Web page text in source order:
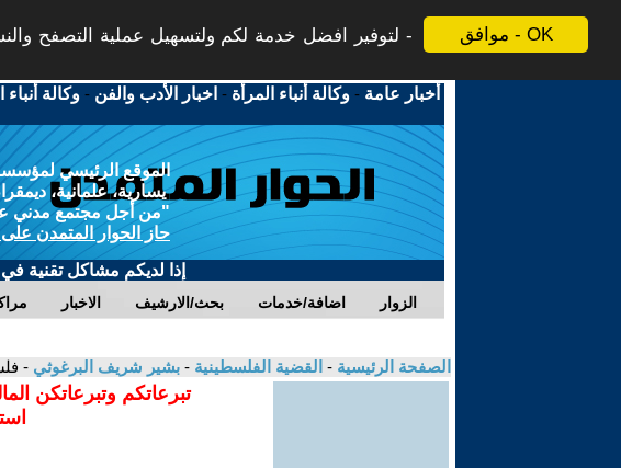
موافق - OK
لتوفير افضل خدمة لكم ولتسهيل عملية التصفح
أخبار عامة -وكالة أنباء المرأة - اخبار الأدب والفن -وكالة أنباء
الموقع الرئيسي
يسارية، علمانية،
"من أجل مجتمع مدني
حاز الحوار المتمدن
إذا لديكم مشاكل تقنية
الاخبار بحث/الارشيف اضافة/خدمات الزوار
الصفحة الرئيسية - القضية الفلسطينية - بشير شريف البرغوثي -
تبرعاتكم وتبرعاتكن